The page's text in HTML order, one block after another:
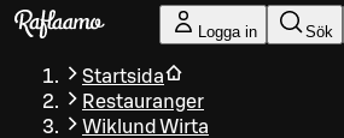
Gå till huvudinnehållet
Logga in Sök
Startsida
Restauranger
Wiklund Wirta